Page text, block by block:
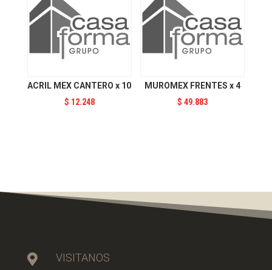
ACRIL MEX CANTERO x 10
$ 12.248
MUROMEX FRENTES x 4
$ 49.883
 VISITANOS